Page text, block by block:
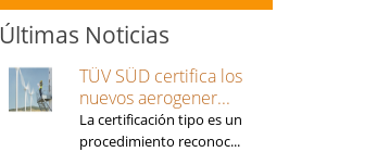
Últimas Noticias
TÜV SÜD certifica los
nuevos aerogener...
La certificación tipo es un
procedimiento reconoc...